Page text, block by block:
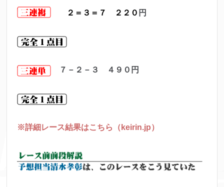
２＝３＝７ ２２０ 円
７－２－３ ４９０ 円
※詳細レース結果はこちら（keirin.jp）